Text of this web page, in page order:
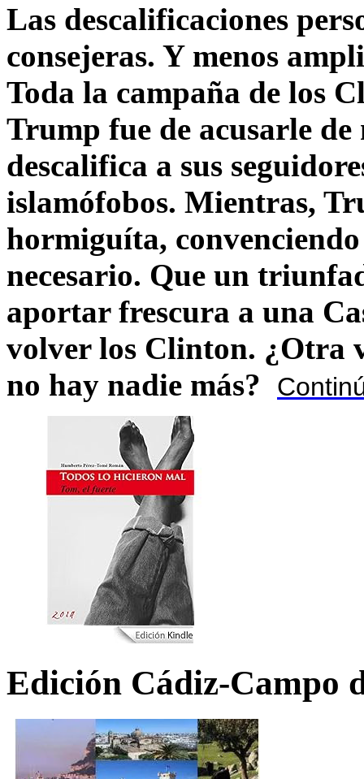
Las descalificaciones
consejeras. Y menos
Toda la campaña de los
Trump fue de acusarle
descalifica a sus
islamófobos. Mientras,
hormiguíta,
necesario. Que un
aportar frescura a una
volver los Clinton. ¿Otra
no hay nadie más?
Edición Cádiz-Campo